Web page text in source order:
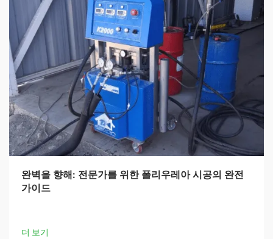
완벽을 향해: 전문가를 위한 폴리우레아 시공의 완전
가이드
더 보기